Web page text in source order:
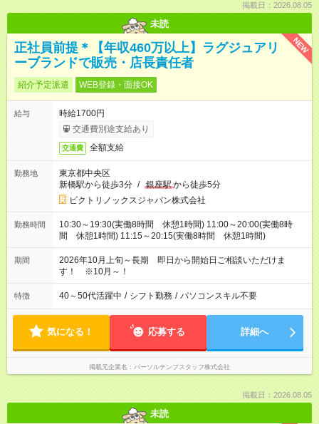
掲載日：2026.08.05
未読
NEW
正社員前提＊【年収460万以上】ラグジュアリ
ーブランドで販売・店長責任者
紹介予定派遣 WEB登録・面接OK
給与
時給1700円
交通費別途支給あり
交通費 全額支給
勤務地
東京都中央区
新橋駅から徒歩3分 / 銀座駅から徒歩5分
ビクトリノックスジャパン株式会社
勤務時間
10:30～19:30(実働8時間 休憩1時間) 11:00～20:00(実働8時
間 休憩1時間) 11:15～20:15(実働8時間 休憩1時間)
期間
2026年10月上旬～長期 即日から開始日ご相談いただけま
す！ ※10月～！
特徴 40～50代活躍中 / シフト勤務 / パソコンスキル不要
気になる！ 応募する 詳細へ
掲載元企業名 パーソルテンプスタッフ株式会社
掲載日：2026.08.05
未読